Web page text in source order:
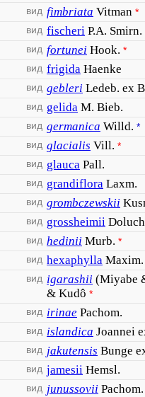
вид fimbriata Vitman *
вид fischeri P.A. Smirn.
вид fortunei Hook. *
вид frigida Haenke
вид gebleri Ledeb. ex
вид gelida M. Bieb.
вид germanica Willd. *
вид glacialis Vill. *
вид glauca Pall.
вид grandiflora Laxm.
вид grombczewskii
вид grossheimii
вид hedinii Murb. *
вид hexaphylla
вид igarashii (Miyabe
& Kudô *
вид irinae Pachom.
вид islandica Joannei
вид jakutensis Bunge
вид jamesii Hemsl.
вид junussovii